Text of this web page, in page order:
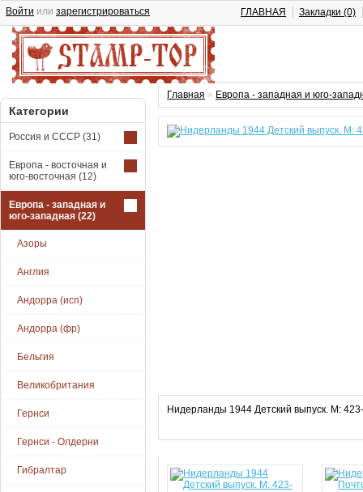
Войти или зарегистрироваться ГЛАВНАЯ Закладки (0)
Категории
Россия и СССР (31)
Европа - восточная и
юго-восточная (12)
Европа - западная и
юго-западная (22)
Азоры
Англия
Андорра (исп)
Андорра (фр)
Бельгия
Великобритания
Гернси
Гернси - Олдерни
Гибралтар
Главная » Европа - западная и юго-
Нидерланды 1944 Детский выпуск. М: